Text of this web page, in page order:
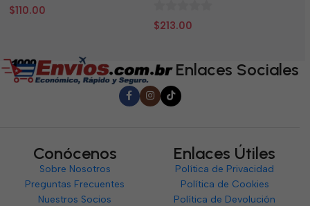
0
$110.00
0
$213.00
Enlaces Sociales
Conócenos
Sobre Nosotros
Preguntas Frecuentes
Nuestros Socios
Enlaces Útiles
Política de Privacidad
Política de Cookies
Política de Devolución